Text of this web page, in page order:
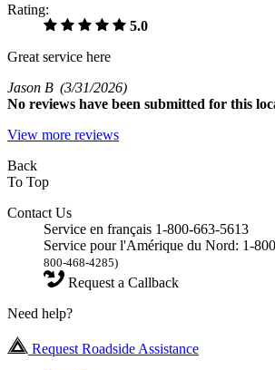
Rating:
5.0
Great service here
Jason B (3/31/2026)
No reviews have been submitted for this
View more reviews
Back
To Top
Contact Us
Service en français 1-800-663-5613
Service pour l'Amérique du Nord: 1-
800-468-4285)
Request a Callback
Need help?
Request Roadside Assistance